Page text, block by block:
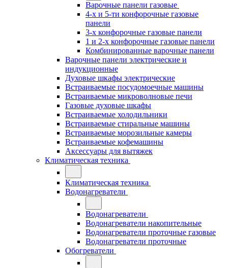
Варочные панели газовые
4-х и 5-ти конфорочные газовые
панели
3-х конфорочные газовые панели
1 и 2-х конфорочные газовые панели
Комбинированные варочные панели
Варочные панели электрические и
индукционные
Духовые шкафы электрические
Встраиваемые посудомоечные машины
Встраиваемые микроволновые печи
Газовые духовые шкафы
Встраиваемые холодильники
Встраиваемые стиральные машины
Встраиваемые морозильные камеры
Встраиваемые кофемашины
Аксессуары для вытяжек
Климатическая техника
Климатическая техника
Водонагреватели
Водонагреватели
Водонагреватели накопительные
Водонагреватели проточные газовые
Водонагреватели проточные
Обогреватели